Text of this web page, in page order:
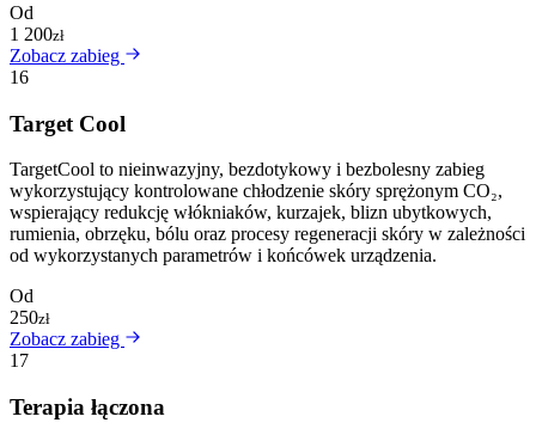
Od
1 200zł
Zobacz zabieg
16
Target Cool
TargetCool to nieinwazyjny, bezdotykowy i bezbolesny zabieg
wykorzystujący kontrolowane chłodzenie skóry sprężonym CO₂,
wspierający redukcję włókniaków, kurzajek, blizn ubytkowych,
rumienia, obrzęku, bólu oraz procesy regeneracji skóry w zależności
od wykorzystanych parametrów i końcówek urządzenia.
Od
250zł
Zobacz zabieg
17
Terapia łączona